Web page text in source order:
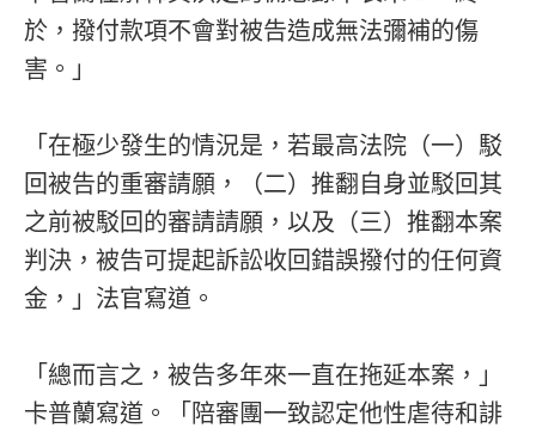
於，撥付款項不會對被告造成無法彌補的傷
害。」
「在極少發生的情況是，若最高法院（一）駁
回被告的重審請願，（二）推翻自身並駁回其
之前被駁回的審請請願，以及（三）推翻本案
判決，被告可提起訴訟收回錯誤撥付的任何資
金，」法官寫道。
「總而言之，被告多年來一直在拖延本案，」
卡普蘭寫道。「陪審團一致認定他性虐待和誹